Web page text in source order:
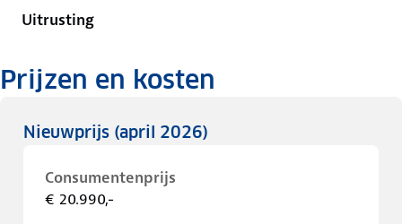
Uitrusting
Prijzen en kosten
Nieuwprijs (april 2026)
Consumentenprijs
€ 20.990,-